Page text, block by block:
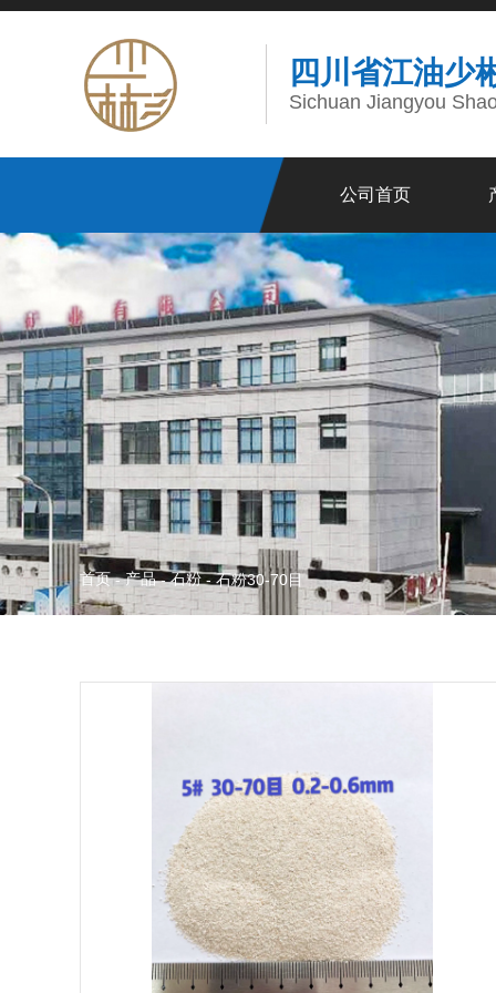
四川省江油少
Sichuan Jiangyou
公司首页
首页-产品 -石粉 -石粉30-70目